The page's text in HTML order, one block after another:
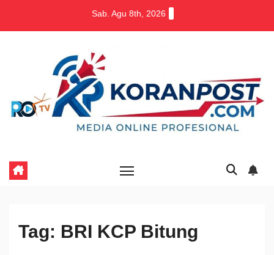
Sab. Agu 8th, 2026
Tag: BRI KCP Bitung